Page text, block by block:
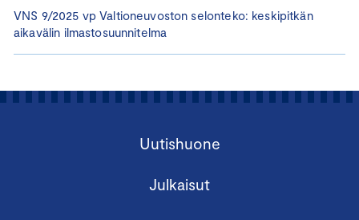
VNS 9/2025 vp Valtioneuvoston selonteko: keskipitkän
aikavälin ilmastosuunnitelma
Uutishuone
Julkaisut